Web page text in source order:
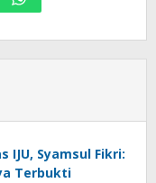
IJU, Syamsul Fikri:
Terbukti